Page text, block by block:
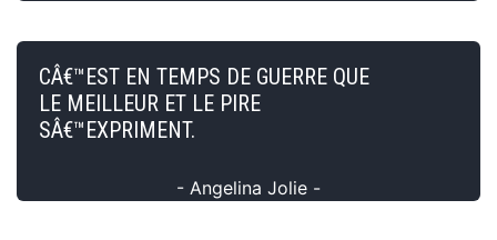
CÂ€™EST EN TEMPS DE GUERRE QUE
LE MEILLEUR ET LE PIRE
SÂ€™EXPRIMENT.
- Angelina Jolie -